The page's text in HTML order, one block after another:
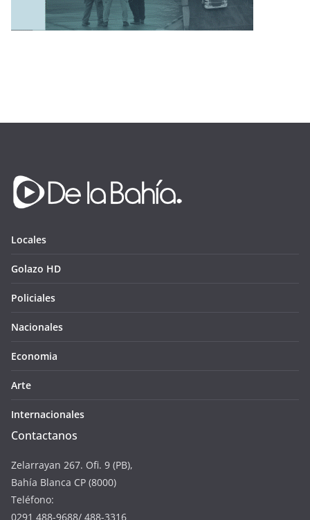
Locales
Golazo HD
Policiales
Nacionales
Economia
Arte
Internacionales
Contactanos
Zelarrayan 267. Ofi. 9 (PB),
Bahía Blanca CP (8000)
Teléfono:
0291 488-9688/ 488-3316